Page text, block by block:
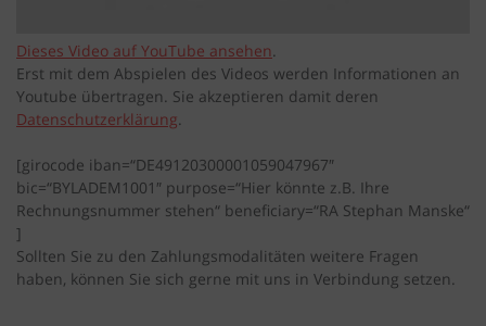
Dieses Video auf YouTube ansehen.
Erst mit dem Abspielen des Videos werden Informationen an
Youtube übertragen. Sie akzeptieren damit deren
Datenschutzerklärung.
[girocode iban=“DE49120300001059047967″
bic=“BYLADEM1001″ purpose=“Hier könnte z.B. Ihre
Rechnungsnummer stehen“ beneficiary=“RA Stephan Manske“
]
Sollten Sie zu den Zahlungsmodalitäten weitere Fragen
haben, können Sie sich gerne mit uns in Verbindung setzen.